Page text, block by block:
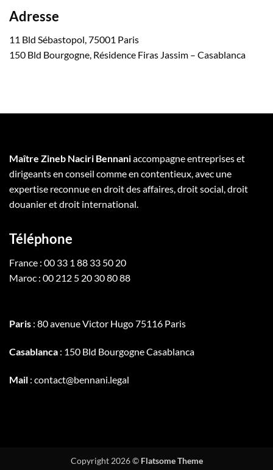
Adresse
11 Bld Sébastopol, 75001 Paris
150 Bld Bourgogne, Résidence Firas Jassim – Casablanca
Maître Zineb Naciri Bennaniaccompagne entreprises et
dirigeants en conseil comme en contentieux, avec une
expertise reconnue en droit des affaires, droit social, droit
douanier et droit international.
Téléphone
France : 00 33 1 88 33 50 20
Maroc : 00 212 5 20 30 80 88
Paris : 80 avenue Victor Hugo 75116 Paris
Casablanca : 150 Bld Bourgogne Casablanca
Mail : contact@bennani.legal
Copyright 2026 © Flatsome Theme